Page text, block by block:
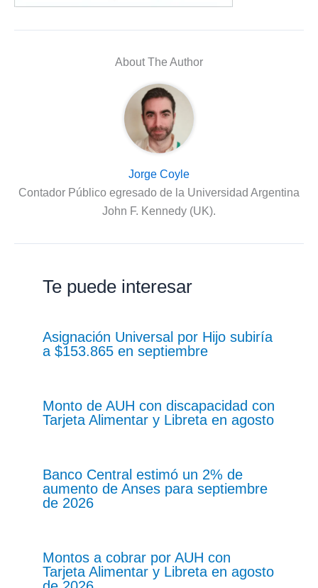
About The Author
Jorge Coyle
Contador Público egresado de la Universidad Argentina
John F. Kennedy (UK).
Te puede interesar
Asignación Universal por Hijo subiría
a $153.865 en septiembre
Monto de AUH con discapacidad con
Tarjeta Alimentar y Libreta en agosto
Banco Central estimó un 2% de
aumento de Anses para septiembre
de 2026
Montos a cobrar por AUH con
Tarjeta Alimentar y Libreta en agosto